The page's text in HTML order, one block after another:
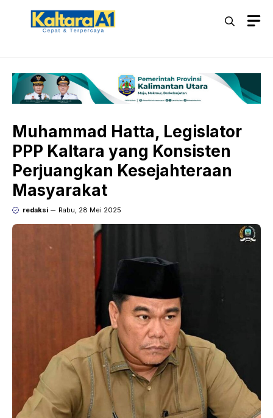
Langsung
Muhammad Hatta, Legislator
PPP Kaltara yang Konsisten
Perjuangkan Kesejahteraan
Masyarakat
redaksi Rabu, 28 Mei 2025